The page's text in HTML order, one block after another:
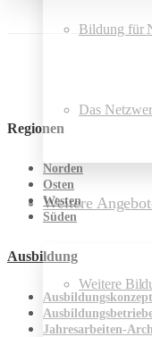
Bildung für
Das
Weitere
Weitere
Regionen
Norden
Osten
Westen
Süden
Ausbildung
Ausbildungskonzept
Jahresarbeiten-